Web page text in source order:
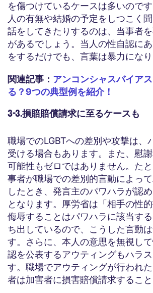
を傷つけているケースは多いので
人の有無や結婚の予定をしつこく
話をしてきたりするのは、当事者
があるでしょう。当人の性自認に
をするだけでも、言葉は暴力になり
関連記事： アンコンシャスバイア
る？9つの典型例を紹介！
3-3.損賠賠償請求に至るケースも
職場でのLGBTへの差別や攻撃は、
受ける場合もあります。また、慰
可能性もゼロではありません。た
事者が職場での差別的言動によっ
したとき、発言主のパワハラが認
となります。厚労省は「相手の性
侮辱することはパワハラに該当す
ち出しているので、こうした言動
す。さらに、本人の意思を無視し
認を公表するアウティングもハラ
す。職場でアウティングが行われ
者は加害者に損害賠償請求すること